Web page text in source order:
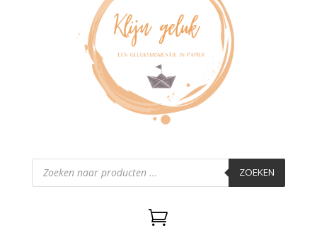
Producten
zoeken ZOEKEN
